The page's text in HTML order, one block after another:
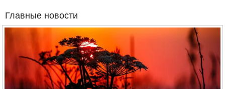
Главные новости